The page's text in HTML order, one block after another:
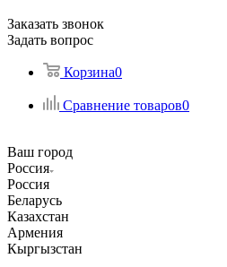
Заказать звонок
Задать вопрос
Корзина0
Сравнение товаров0
Ваш город
Россия
Россия
Беларусь
Казахстан
Армения
Кыргызстан